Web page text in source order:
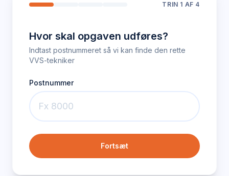
TRIN 1 AF 4
Hvor skal opgaven udføres?
Indtast postnummeret så vi kan finde den rette
VVS-tekniker
Postnummer
Fortsæt